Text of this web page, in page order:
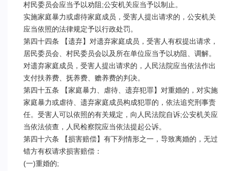
村民委员会应当予以劝阻;公安机关应当予以制止。
实施家庭暴力或虐待家庭成员，受害人提出请求的，公安机关
应当依照的法律规定予以行政处罚。
第四十四条 【遗弃】对遗弃家庭成员，受害人有权提出请求，
居民委员会、村民委员会以及所在单位应当予以劝阻、调解。
对遗弃家庭成员，受害人提出请求的，人民法院应当依法作出
支付扶养费、抚养费、赡养费的判决。
第四十五条 【家庭暴力、虐待、遗弃犯罪】对重婚的，对实施
家庭暴力或虐待、遗弃家庭成员构成犯罪的，依法追究刑事责
任。受害人可以依照的有关规定，向人民法院自诉;公安机关应
当依法侦查，人民检察院应当依法提起公诉。
第四十六条 【损害赔偿】有下列情形之一，导致离婚的，无过
错方有权请求损害赔偿：
(一)重婚的;